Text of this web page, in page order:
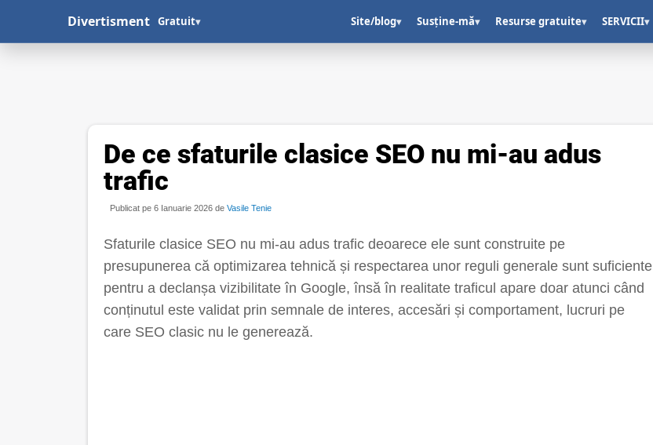
Divertisment Gratuit▾ Site/blog▾ Susține-mă▾ Resurse gratuite▾ SERVICII▾
De ce sfaturile clasice SEO nu mi-au adus
trafic
Publicat pe 6 Ianuarie 2026 de Vasile Tenie
Sfaturile clasice SEO nu mi-au adus trafic deoarece ele sunt construite pe
presupunerea că optimizarea tehnică și respectarea unor reguli generale sunt suficiente
pentru a declanșa vizibilitate în Google, însă în realitate traficul apare doar atunci când
conținutul este validat prin semnale de interes, accesări și comportament, lucruri pe
care SEO clasic nu le generează.